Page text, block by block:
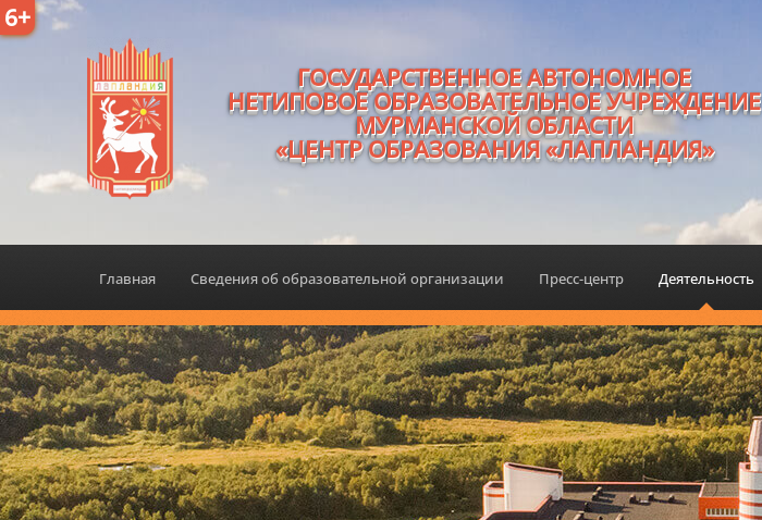
6+
ГОСУДАРСТВЕННОЕ АВТОНОМНОЕ
НЕТИПОВОЕ ОБРАЗОВАТЕЛЬНОЕ УЧРЕЖДЕНИЕ
МУРМАНСКОЙ ОБЛАСТИ
«ЦЕНТР ОБРАЗОВАНИЯ «ЛАПЛАНДИЯ»
Главная Сведения об образовательной организации Пресс-центр Деятельность